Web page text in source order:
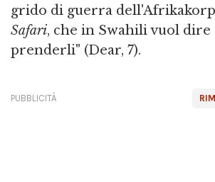
grido di guerra
Safari, che in Swahili vuol dire
prenderli" (Dear, 7).
PUBBLICITÀ